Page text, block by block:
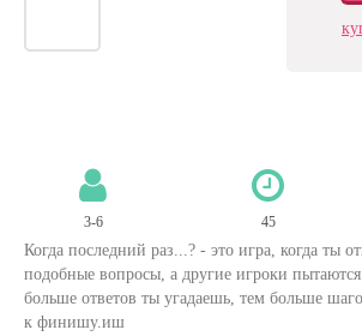
3-6 45
Когда последний раз...? - это игра, когда ты
подобные вопросы, а другие игроки пытаются
больше ответов ты угадаешь, тем больше
к финишу.иш